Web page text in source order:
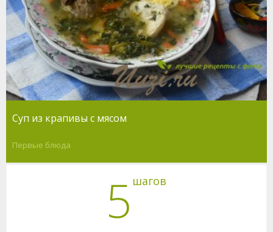
Суп из крапивы с мясом
Первые блюда
5 шагов